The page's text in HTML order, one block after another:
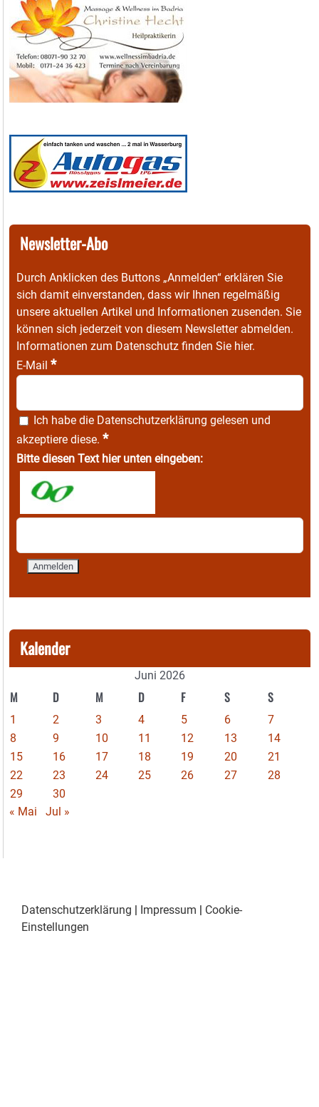
Newsletter-Abo
Durch Anklicken des Buttons „Anmelden“ erklären Sie
sich damit einverstanden, dass wir Ihnen regelmäßig
unsere aktuellen Artikel und Informationen zusenden. Sie
können sich jederzeit von diesem Newsletter abmelden.
Informationen zum Datenschutz finden Sie hier.
E-Mail *
Ich habe die Datenschutzerklärung gelesen und
akzeptiere diese. *
Bitte diesen Text hier unten eingeben:
Kalender
Juni 2026
M D M D F S S
1 2 3 4 5 6
7
8
9 10 11 12 13
14
15
16 17 18 19 20
21
22
23 24 25 26 27
28
29
30
« Mai
Jul »
Datenschutzerklärung | Impressum | Cookie-
Einstellungen